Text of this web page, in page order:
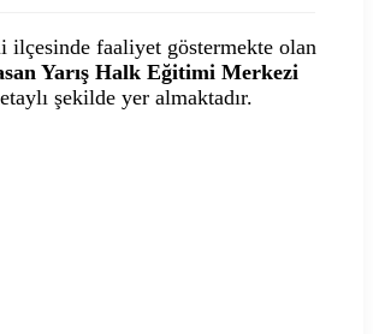
faaliyet göstermekte olan
Yarış Halk Eğitimi Merkezi
şekilde yer almaktadır.